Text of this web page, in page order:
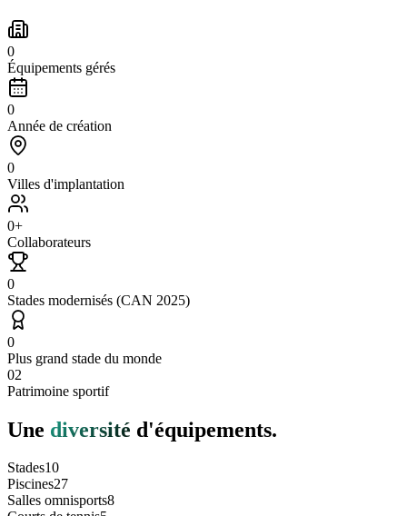
0
Équipements gérés
0
Année de création
0
Villes d'implantation
0+
Collaborateurs
0
Stades modernisés (CAN 2025)
0
Plus grand stade du monde
02
Patrimoine sportif
Une diversité d'équipements.
Stades10
Piscines27
Salles omnisports8